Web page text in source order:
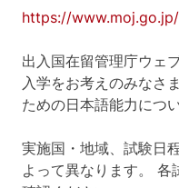
https://
出入国在留管理庁ウェ
入学をお考えのみなさ
ための日本語能力につい
実施国・地域、試験日
よって異なります。 各